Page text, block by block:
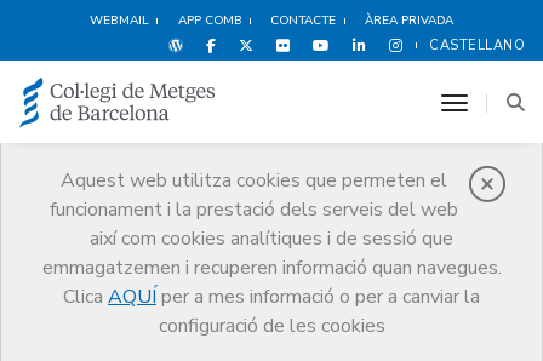
WEBMAIL APP COMB CONTACTE ÀREA PRIVADA
CASTELLANO
Aquest web utilitza cookies que permeten el
funcionament i la prestació dels serveis del web
així com cookies analítiques i de sessió que
emmagatzemen i recuperen informació quan navegues.
Clica AQUÍ per a mes informació o per a canviar la
configuració de les cookies
toggle
Publicacions
Publicacions
Las reclamaciones sobre responsabilidad profesional por
especialidades en un escenario diferente al estadounidense